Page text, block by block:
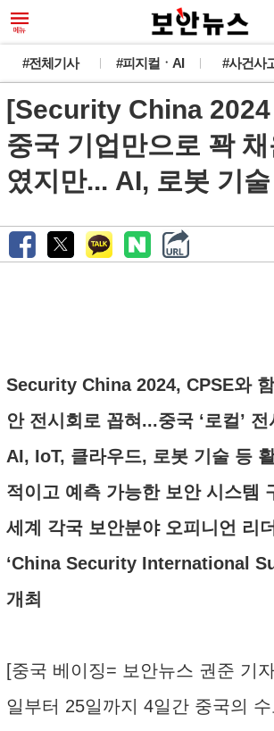
#전체기사 #피지컬ㆍAI #사건사
[Security China
중국 기업만으로 꽉 채
였지만... AI, 로봇 기술
Security China 2024, CPSE와
안 전시회로 꼽혀...중국 ‘로컬’ 전
AI, IoT, 클라우드, 로봇 기술 등
적이고 예측 가능한 보안 시스템
세계 각국 보안분야 오피니언 리
‘China Security International
개최
[중국 베이징= 보안뉴스 권준 기
일부터 25일까지 4일간 중국의